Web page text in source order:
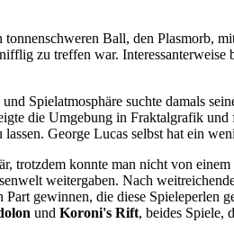
Ball, den Plasmorb,
zu treffen war.
Spielatmosphäre suchte damals
die Umgebung in Fraktalgrafik
George Lucas selbst hat ein
trotzdem konnte man nicht von
weitergaben. Nach
Part gewinnen, die diese Spieleperlen
und Koroni's Rift, beides Spiele,